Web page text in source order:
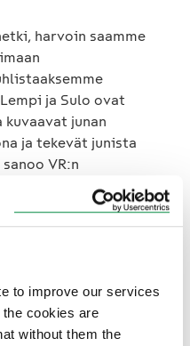
to improve our services
cookies are
without them the
harvoin saamme
ja Sulo ovat
junan
ja tekevät junista
VR:n
kaksi junaa
ehdottaa 10.11.
. Ehdotusten
joista suuri yleisö